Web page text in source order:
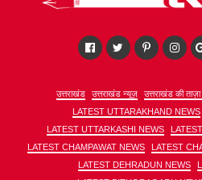
उत्तराखंड उत्तराखंड न्यूज़ उत्तराखंड की
LATEST UTTARAKHAND NEWS
LATEST UTTARKASHI NEWS
LATEST CHAMPAWAT NEWS
LATEST
LATEST DEHRADUN NEWS